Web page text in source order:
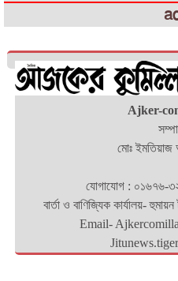
Ajker-
মোঃ
যোগাযোগ :
বার্তা ও বাণিজ্যিক কার্যালয়-
Email-